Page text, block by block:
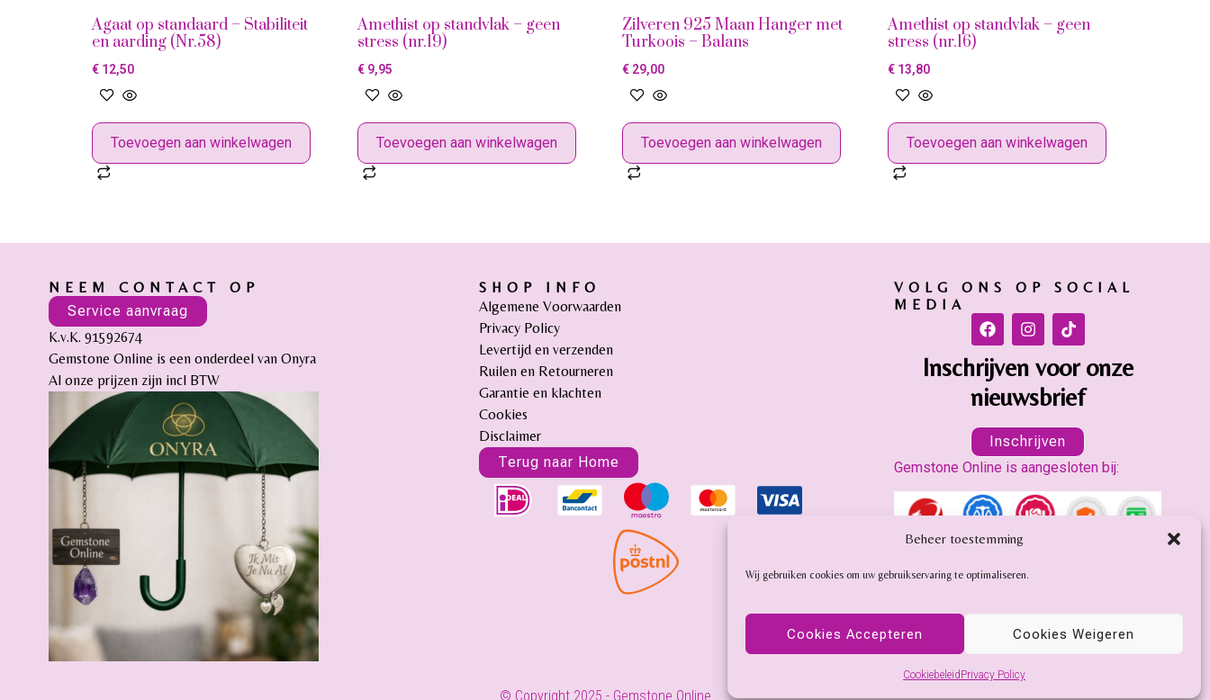
Beheer toestemming
Wij gebruiken cookies om uw gebruikservaring te optimaliseren.
Cookies Accepteren Cookies Weigeren
CookiebeleidPrivacy Policy
Agaat op standaard – Stabiliteit
en aarding (Nr.58)
€ 12,50
Toevoegen aan winkelwagen
Amethist op standvlak – geen
stress (nr.19)
€9,95
Toevoegen aan winkelwagen
Zilveren 925 Maan Hanger met
Turkoois – Balans
€ 29,00
Toevoegen aan winkelwagen
Amethist op standvlak – geen
stress (nr.16)
€ 13,80
Toevoegen aan winkelwagen
NEEM CONTACT OP
Service aanvraag
K.v.K. 91592674
Gemstone Online is een onderdeel van Onyra
Al onze prijzen zijn incl BTW
SHOP INFO
Algemene Voorwaarden
Privacy Policy
Levertijd en verzenden
Ruilen en Retourneren
Garantie en klachten
Cookies
Disclaimer
Terug naar Home
VOLG ONS OP SOCIAL
MEDIA
Inschrijven voor onze
nieuwsbrief
Inschrijven
Gemstone Online is aangesloten bij:
© Copyright 2025 - Gemstone Online